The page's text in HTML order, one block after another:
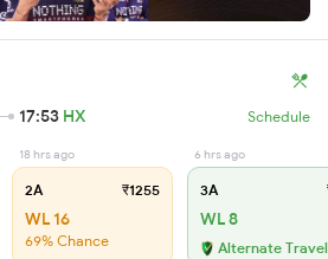
17:53 HX Schedule
18 hrs ago
2A ₹1255
WL 16
69% Chance
6 hrs ago
3A
WL 8
Alternate